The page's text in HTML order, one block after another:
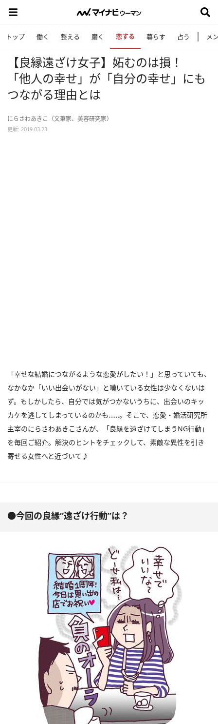
トップ 働く 整える 磨く 恋する 暮らす 占う メ
【良縁遠ざけ女子】妬むのは損！
「他人の幸せ」が「自分の幸せ」にも
つながる理由とは
にらさわあきこ（文筆家、美容研究家）
更新: 2019.03.23
「幸せな結婚につながるような恋愛がしたい！」と思っていても、
なかなか「いい出会いがない」と嘆いている女性は少なくないは
ず。もしかしたら、自分では気がつかないうちに、出会いのキッ
カケを逃してしまっているのかも……。そこで、恋愛・婚活研究所
主宰のにらさわあきこさんが、「良縁を遠ざけてしまうNG行動」
を毎回ご紹介。解決のヒントをチェックして、素敵な異性を引き
寄せる女性へと近づいて♪
●今回の良縁“遠ざけ行動”は？